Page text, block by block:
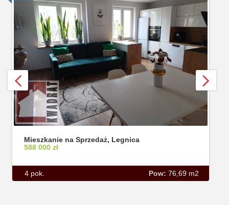
Mieszkanie na Sprzedaż, Legnica
588 000 zł
4 pok. Pow: 76,69 m2